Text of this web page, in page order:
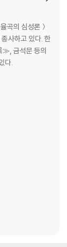
곡의 심성론＞
사하고 있다. 한
≫, 금석문 등의
다.